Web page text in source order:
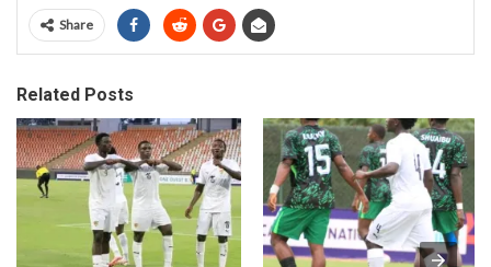
Share
Related Posts